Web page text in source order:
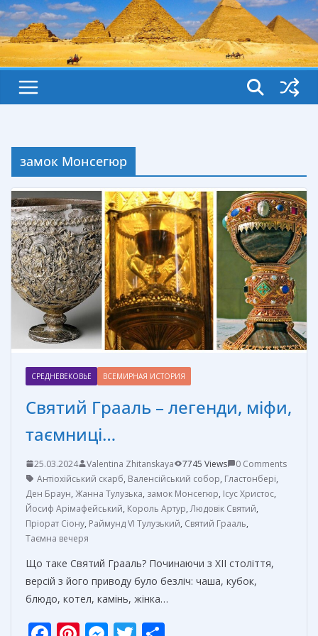
замок Монсегюр
СРЕДНЕВЕКОВЬЕ ВСЕМИРНАЯ ИСТОРИЯ
Святий Грааль – легенди, міфи,
таємниці…
25.03.2024 Valentina Zhitanskaya 7745 Views
0 Comments
Антіохійський скарб, Валенсійський собор, Гластонбері,
Ден Браун, Жанна Тулузька, замок Монсегюр, Ісус Христос,
Йосиф Арімафейський, Король Артур,Людовік Святий,
Пріорат Сіону, Раймунд VI Тулузький, Святий Грааль,
Таємна вечеря
Що таке Святий Грааль? Починаючи з XII століття,
версій з його приводу було безліч: чаша, кубок,
блюдо, котел, камінь, жінка…